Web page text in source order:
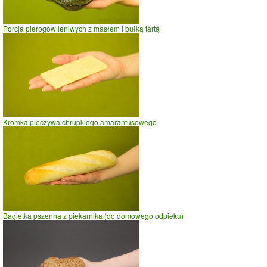
Porcja pierogów leniwych z masłem i bułką tartą
Kromka pieczywa chrupkiego amarantusowego
Bagietka pszenna z piekarnika (do domowego odpieku)